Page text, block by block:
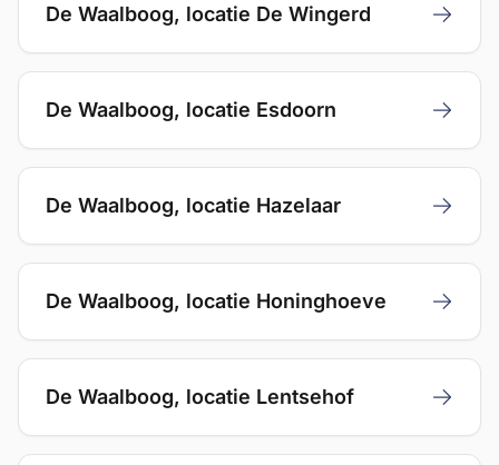
De Waalboog, locatie De Wingerd
Aanmelden
De Waalboog, locatie Esdoorn
Aanmelden
De Waalboog, locatie Hazelaar
Aanmelden
De Waalboog, locatie Honinghoeve
Aanmelden
De Waalboog, locatie Lentsehof
Aanmelden